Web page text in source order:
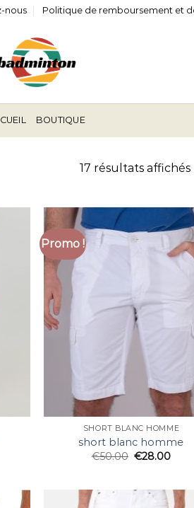
nous Politique de remboursement et
BOUTIQUE
17 résultats affichés
Promo !
SHORT BLANC HOMME
short blanc homme
€50.00 €28.00